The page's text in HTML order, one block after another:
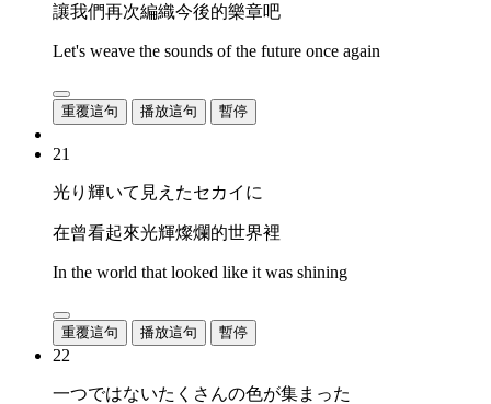
讓我們再次編織今後的樂章吧
Let's weave the sounds of the future once again
重覆這句 播放這句 暫停
21
光り輝いて見えたセカイに
在曾看起來光輝燦爛的世界裡
In the world that looked like it was shining
重覆這句 播放這句 暫停
22
一つではないたくさんの色が集まった